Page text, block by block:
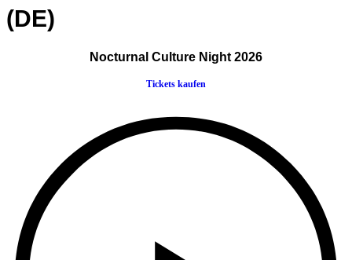
(DE)
Nocturnal Culture Night 2026
Tickets kaufen